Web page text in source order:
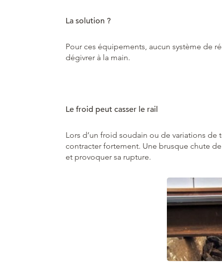
La solution ?
Pour ces équipements, aucun système de
dégivrer à la main.
Le froid peut casser le rail
Lors d’un froid soudain ou de variations
contracter fortement. Une brusque chute
et provoquer sa rupture.